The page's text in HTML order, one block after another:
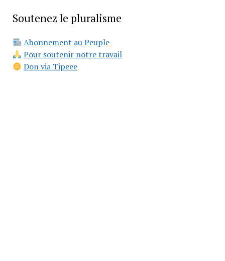
Soutenez le pluralisme
Abonnement au Peuple
Pour soutenir notre travail
Don via Tipeee